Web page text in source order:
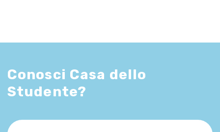
Conosci Casa dello
Studente?